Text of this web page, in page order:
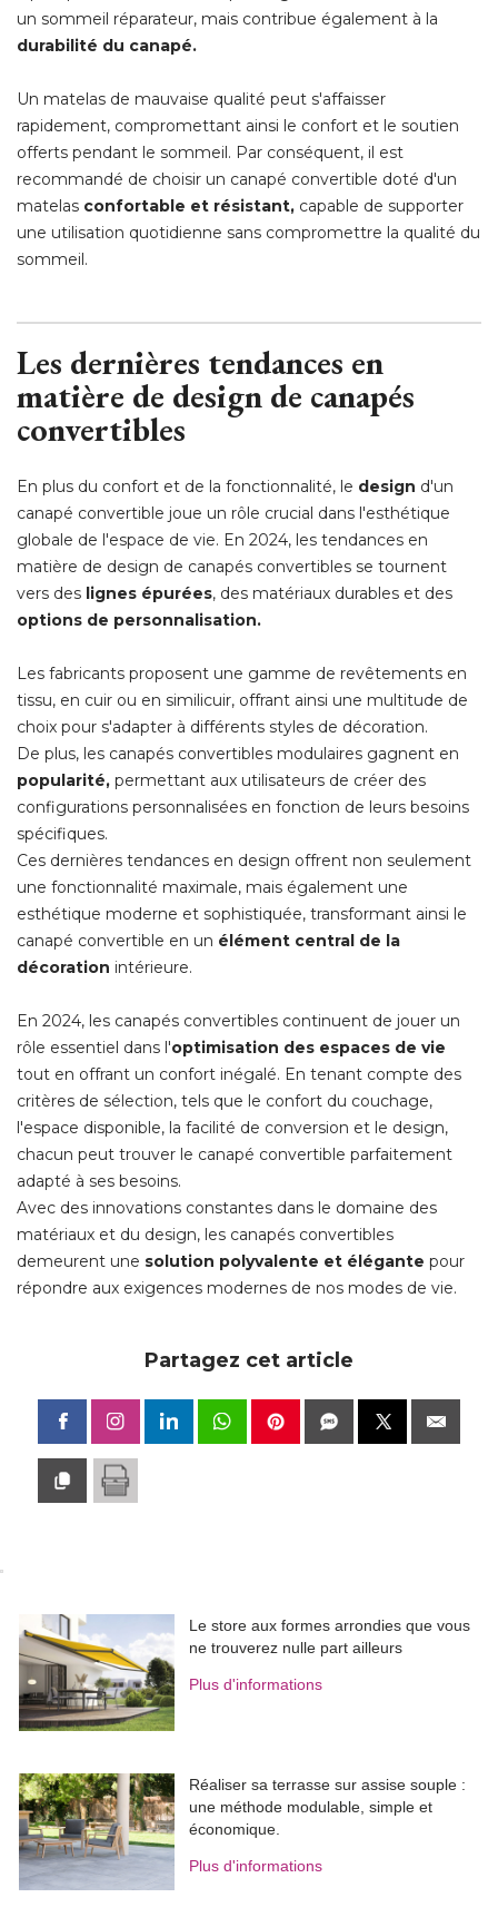
un sommeil réparateur, mais contribue également à la
durabilité du canapé.
Un matelas de mauvaise qualité peut s'affaisser
rapidement, compromettant ainsi le confort et le soutien
offerts pendant le sommeil. Par conséquent, il est
recommandé de choisir un canapé convertible doté d'un
matelas confortable et résistant, capable de supporter
une utilisation quotidienne sans compromettre la qualité du
sommeil.
Les dernières tendances en
matière de design de canapés
convertibles
En plus du confort et de la fonctionnalité, le design d'un
canapé convertible joue un rôle crucial dans l'esthétique
globale de l'espace de vie. En 2024, les tendances en
matière de design de canapés convertibles se tournent
vers des lignes épurées, des matériaux durables et des
options de personnalisation.
Les fabricants proposent une gamme de revêtements en
tissu, en cuir ou en similicuir, offrant ainsi une multitude de
choix pour s'adapter à différents styles de décoration.
De plus, les canapés convertibles modulaires gagnent en
popularité, permettant aux utilisateurs de créer des
configurations personnalisées en fonction de leurs besoins
spécifiques.
Ces dernières tendances en design offrent non seulement
une fonctionnalité maximale, mais également une
esthétique moderne et sophistiquée, transformant ainsi le
canapé convertible en un élément central de la
décoration intérieure.
En 2024, les canapés convertibles continuent de jouer un
rôle essentiel dans l'optimisation des espaces de vie
tout en offrant un confort inégalé. En tenant compte des
critères de sélection, tels que le confort du couchage,
l'espace disponible, la facilité de conversion et le design,
chacun peut trouver le canapé convertible parfaitement
adapté à ses besoins.
Avec des innovations constantes dans le domaine des
matériaux et du design, les canapés convertibles
demeurent une solution polyvalente et élégante pour
répondre aux exigences modernes de nos modes de vie.
Partagez cet article
Le store aux formes arrondies que vous
ne trouverez nulle part ailleurs
Plus d'informations
Réaliser sa terrasse sur assise souple :
une méthode modulable, simple et
économique.
Plus d'informations